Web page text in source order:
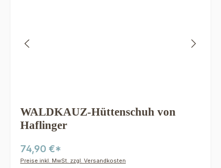
WALDKAUZ-Hüttenschuh von
Haflinger
74,90 €*
Preise inkl. MwSt. zzgl. Versandkosten